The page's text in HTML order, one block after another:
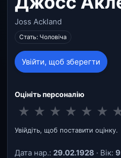
Joss Ackland
Стать: Чоловіча
Увійти, щоб зберегти
Оцініть персоналію
★ ★ ★ ★ ★ ★
Увійдіть, щоб поставити оцінку.
Дата нар.: 29.02.1928 · Вік: